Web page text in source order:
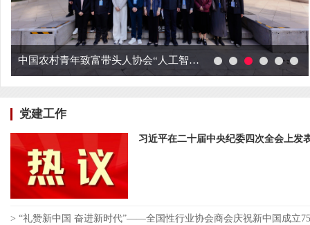
中国农村青年致富带头人协会“人工智能+农业”专题培训班圆满举办
党建工作
习近平在二十届中央纪委四次全会上发
> “礼赞新中国 奋进新时代”——全国性行业协会商会庆祝新中国成立